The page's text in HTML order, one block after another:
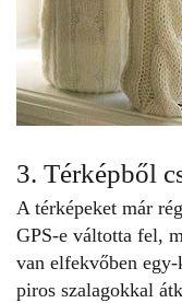
3. Térképből
A térképeket már
GPS-e váltotta fel,
van elfekvőben
piros szalagokkal